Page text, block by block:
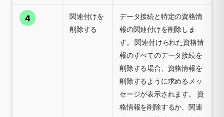
4
関連付けを
削除する
データ接続と特定の資格情
報の関連付けを削除しま
す。 関連付けられた資格情
報のすべてのデータ接続を
削除する場合、資格情報を
削除するように求めるメッ
セージが表示されます。 資
格情報を削除するか、関連